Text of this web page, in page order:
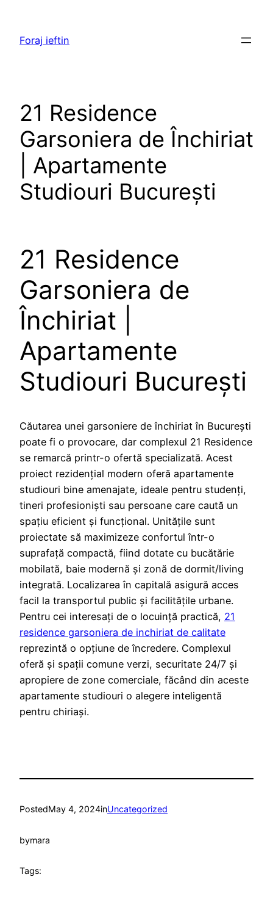
content
Foraj ieftin
21 Residence
Garsoniera de Închiriat
| Apartamente
Studiouri București
21 Residence
Garsoniera de
Închiriat |
Apartamente
Studiouri București
Căutarea unei garsoniere de închiriat în București
poate fi o provocare, dar complexul 21 Residence
se remarcă printr-o ofertă specializată. Acest
proiect rezidențial modern oferă apartamente
studiouri bine amenajate, ideale pentru studenți,
tineri profesioniști sau persoane care caută un
spațiu eficient și funcțional. Unitățile sunt
proiectate să maximizeze confortul într-o
suprafață compactă, fiind dotate cu bucătărie
mobilată, baie modernă și zonă de dormit/living
integrată. Localizarea în capitală asigură acces
facil la transportul public și facilitățile urbane.
Pentru cei interesați de o locuință practică, 21
residence garsoniera de inchiriat de calitate
reprezintă o opțiune de încredere. Complexul
oferă și spații comune verzi, securitate 24/7 și
apropiere de zone comerciale, făcând din aceste
apartamente studiouri o alegere inteligentă
pentru chiriași.
PostedMay 4, 2024inUncategorized
bymara
Tags: